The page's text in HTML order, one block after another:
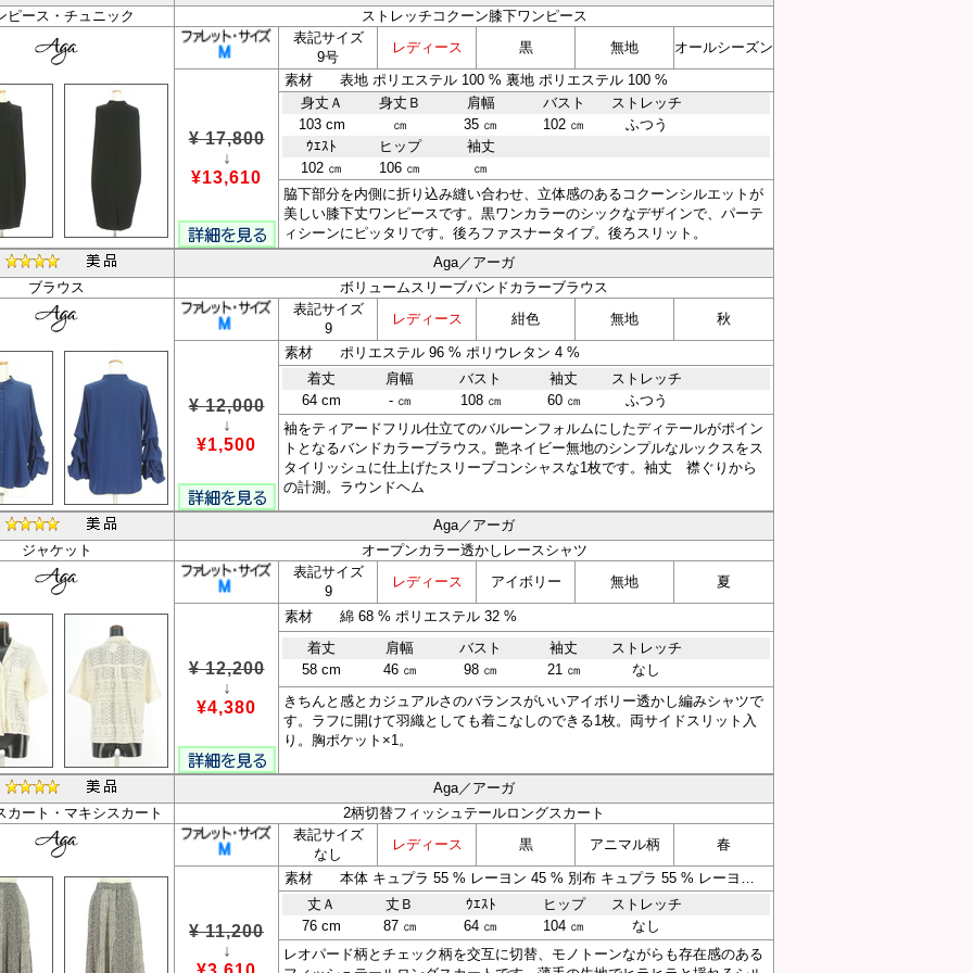
ピース・チュニック
ストレッチコクーン膝下ワンピース
表記サイズ
9号
レディース 黒 無地 オールシーズン
¥ 17,800
↓
¥13,610
素材 表地 ポリエステル 100 % 裏地 ポリエステル 100 %
身丈Ａ
身丈Ｂ 肩幅 バスト
ストレッチ
103 cm
㎝ 35 ㎝ 102 ㎝
ふつう
ｳｴｽﾄ
ヒップ
袖丈
102 ㎝
106 ㎝
㎝
脇下部分を内側に折り込み縫い合わせ、立体感のあるコクーンシルエットが
美しい膝下丈ワンピースです。黒ワンカラーのシックなデザインで、パーテ
ィシーンにピッタリです。後ろファスナータイプ。後ろスリット。
Aga／アーガ
ブラウス
ボリュームスリーブバンドカラーブラウス
表記サイズ
9
レディース 紺色 無地 秋
¥ 12,000
↓
¥1,500
素材 ポリエステル 96 % ポリウレタン 4 %
着丈
肩幅 バスト 袖丈
ストレッチ
64 cm
- ㎝ 108 ㎝ 60 ㎝
ふつう
袖をティアードフリル仕立てのバルーンフォルムにしたディテールがポイン
トとなるバンドカラーブラウス。艶ネイビー無地のシンプルなルックスをス
タイリッシュに仕上げたスリーブコンシャスな1枚です。袖丈 襟ぐりから
の計測。ラウンドヘム
Aga／アーガ
ジャケット
オープンカラー透かしレースシャツ
表記サイズ
9
レディース アイボリー 無地 夏
¥ 12,200
↓
¥4,380
素材 綿 68 % ポリエステル 32 %
着丈
肩幅 バスト 袖丈
ストレッチ
58 cm
46 ㎝ 98 ㎝ 21 ㎝
なし
きちんと感とカジュアルさのバランスがいいアイボリー透かし編みシャツで
す。ラフに開けて羽織としても着こなしのできる1枚。両サイドスリット入
り。胸ポケット×1。
Aga／アーガ
カート・マキシスカート
2柄切替フィッシュテールロングスカート
表記サイズ
なし
レディース 黒 アニマル柄 春
¥ 11,200
↓
素材 本体 キュプラ 55 % レーヨン 45 % 別布 キュプラ 55 % レーヨン 45 % 裏地 ポリエステル 100 %
丈Ａ
丈Ｂ ｳｴｽﾄ ヒップ
ストレッチ
76 cm
87 ㎝ 64 ㎝ 104 ㎝
なし
レオパード柄とチェック柄を交互に切替、モノトーンながらも存在感のある